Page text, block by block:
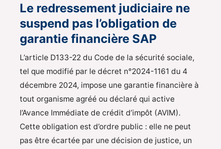
Le redressement judiciaire ne
suspend pas l’obligation de
garantie financière SAP
L’article D133-22 du Code de la sécurité sociale,
tel que modifié par le décret n°2024-1161 du 4
décembre 2024, impose une garantie financière à
tout organisme agréé ou déclaré qui active
l’Avance Immédiate de crédit d’impôt (AVIM).
Cette obligation est d’ordre public : elle ne peut
pas être écartée par une décision de justice, un